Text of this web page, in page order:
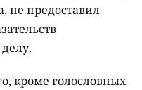
не предоставил
кроме голословных